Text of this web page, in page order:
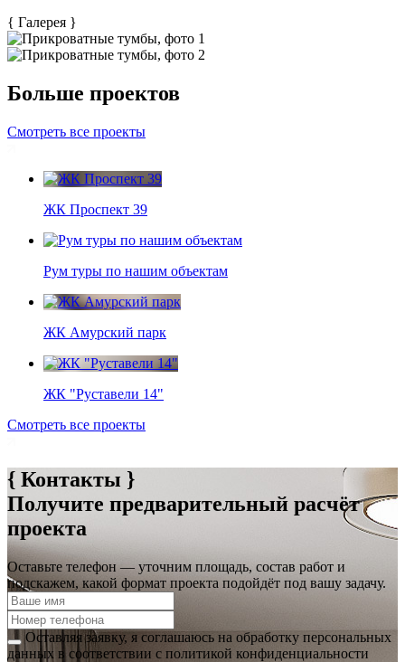
{ Галерея }
Больше проектов
Смотреть все проекты
ЖК Проспект 39
Рум туры по нашим объектам
ЖК Амурский парк
ЖК "Руставели 14"
Смотреть все проекты
{ Контакты }
Получите предварительный расчёт
проекта
Оставьте телефон — уточним площадь, состав работ и
подскажем, какой формат проекта подойдёт под вашу задачу.
Оставляя заявку, я соглашаюсь на обработку персональных
данных в соответствии с политикой конфиденциальности